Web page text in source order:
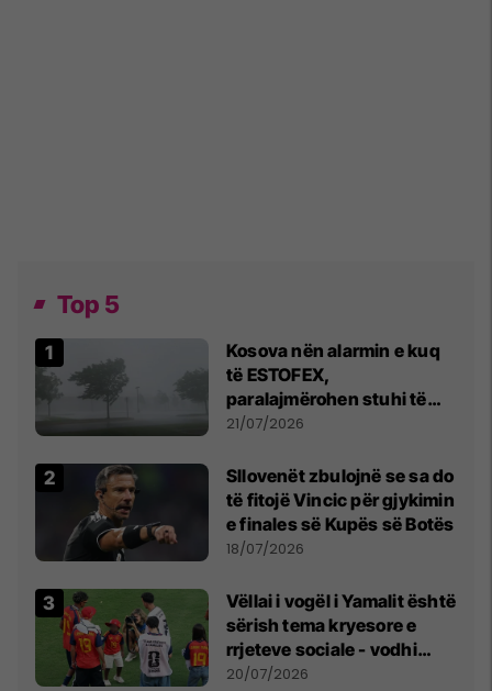
Top 5
Kosova nën alarmin e kuq
të ESTOFEX,
paralajmërohen stuhi të
fuqishme me breshër dhe
21/07/2026
Sllovenët zbulojnë se sa do
të fitojë Vincic për gjykimin
e finales së Kupës së Botës
18/07/2026
Vëllai i vogël i Yamalit është
sërish tema kryesore e
rrjeteve sociale - vodhi
vëmendjen pas finales së
20/07/2026